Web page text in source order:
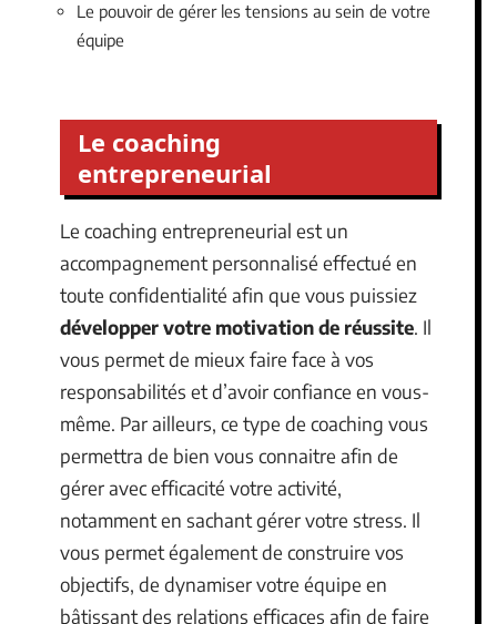
Le pouvoir de gérer les tensions au sein de votre
équipe
Le coaching
entrepreneurial
Le coaching entrepreneurial est un
accompagnement personnalisé effectué en
toute confidentialité afin que vous puissiez
développer votre motivation de réussite. Il
vous permet de mieux faire face à vos
responsabilités et d’avoir confiance en vous-
même. Par ailleurs, ce type de coaching vous
permettra de bien vous connaitre afin de
gérer avec efficacité votre activité,
notamment en sachant gérer votre stress. Il
vous permet également de construire vos
objectifs, de dynamiser votre équipe en
bâtissant des relations efficaces afin de faire